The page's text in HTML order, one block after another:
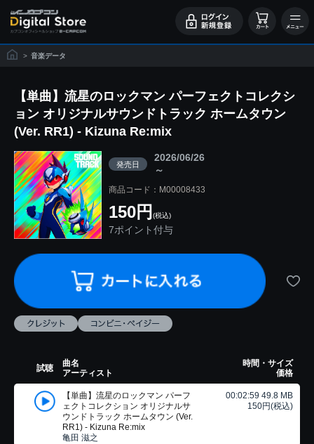
> 音楽データ
【単曲】流星のロックマン パーフェクトコレクシ
ョン オリジナルサウンドトラック ホームタウン
(Ver. RR1) - Kizuna Re:mix
発売日
2026/06/26
～
商品コード：M00008433
150円 (税込)
7ポイント付与
試聴
曲名
アーティスト
時間・サイズ
価格
【単曲】流星のロックマン パーフ
ェクトコレクション オリジナルサ
ウンドトラック ホームタウン (Ver.
RR1) - Kizuna Re:mix
亀田 滋之
00:02:59 49.8 MB
150円(税込)